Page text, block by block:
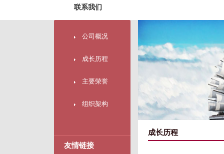
联系我们
公司概况
成长历程
主要荣誉
组织架构
友情链接
成长历程